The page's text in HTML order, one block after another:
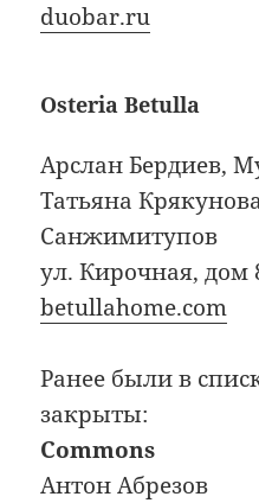
duobar.ru
Osteria Betulla
Арслан Бердиев,
Татьяна
Санжимитупов
ул. Кирочная, дом
betullahome.com
Ранее были в
закрыты:
Commons
Антон Абрезов